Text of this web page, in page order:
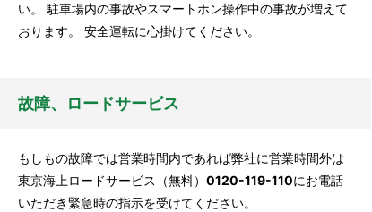
い。 駐車場内の事故やスマートホン操作中の事故が増えて
おります。 安全運転に心掛けてください。
故障、ロードサービス
もしもの故障では営業時間内であれば弊社に営業時間外は
東京海上ロードサービス（無料） 0120-119-110にお電話
いただき緊急時の指示を受けてください。